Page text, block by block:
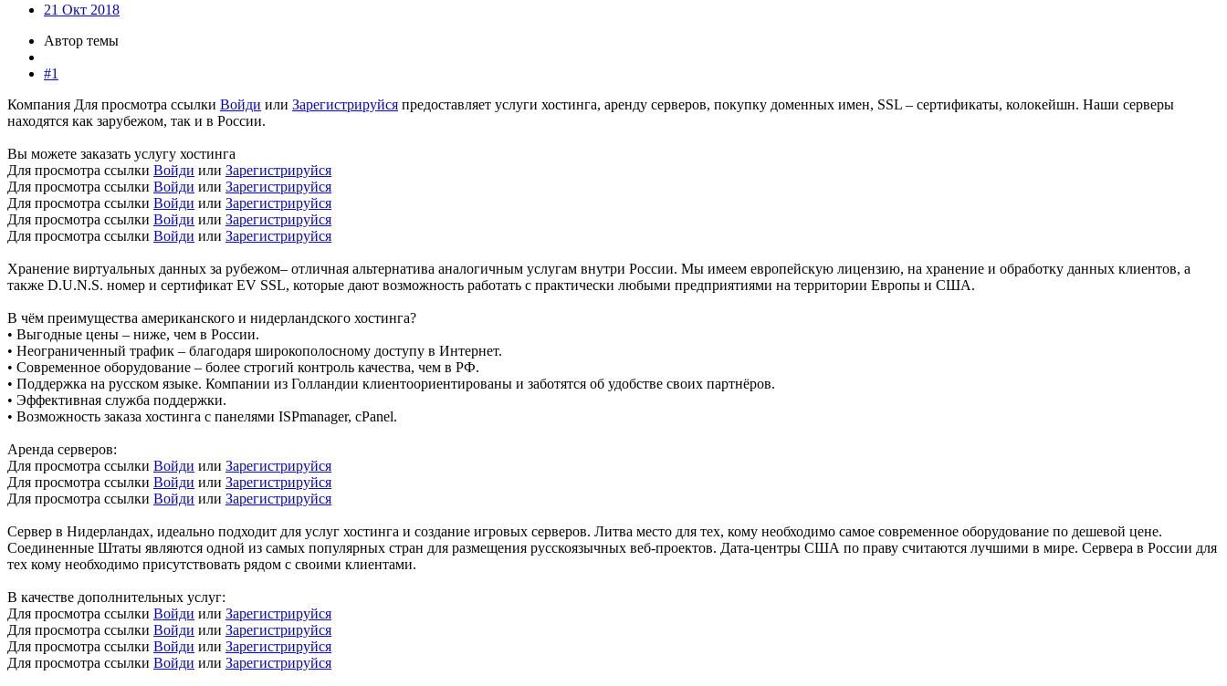
21 Окт 2018
Автор темы
#1
Компания Для просмотра ссылки Войди или Зарегистрируйся предоставляет услуги хостинга, аренду серверов, покупку доменных имен, SSL – сертификаты, колокейшн. Наши серверы
находятся как зарубежом, так и в России.
Вы можете заказать услугу хостинга
Для просмотра ссылки Войди или Зарегистрируйся
Для просмотра ссылки Войди или Зарегистрируйся
Для просмотра ссылки Войди или Зарегистрируйся
Для просмотра ссылки Войди или Зарегистрируйся
Для просмотра ссылки Войди или Зарегистрируйся
Хранение виртуальных данных за рубежом– отличная альтернатива аналогичным услугам внутри России. Мы имеем европейскую лицензию, на хранение и обработку данных клиентов, а
также D.U.N.S. номер и сертификат EV SSL, которые дают возможность работать с практически любыми предприятиями на территории Европы и США.
В чём преимущества американского и нидерландского хостинга?
• Выгодные цены – ниже, чем в России.
• Неограниченный трафик – благодаря широкополосному доступу в Интернет.
• Современное оборудование – более строгий контроль качества, чем в РФ.
• Поддержка на русском языке. Компании из Голландии клиентоориентированы и заботятся об удобстве своих партнёров.
• Эффективная служба поддержки.
• Возможность заказа хостинга c панелями ISPmanager, cPanel.
Аренда серверов:
Для просмотра ссылки Войди или Зарегистрируйся
Для просмотра ссылки Войди или Зарегистрируйся
Для просмотра ссылки Войди или Зарегистрируйся
Сервер в Нидерландах, идеально подходит для услуг хостинга и создание игровых серверов. Литва место для тех, кому необходимо самое современное оборудование по дешевой цене.
Соединенные Штаты являются одной из самых популярных стран для размещения русскоязычных веб-проектов. Дата-центры США по праву считаются лучшими в мире. Сервера в России для
тех кому необходимо присутствовать рядом с своими клиентами.
В качестве дополнительных услуг:
Для просмотра ссылки Войди или Зарегистрируйся
Для просмотра ссылки Войди или Зарегистрируйся
Для просмотра ссылки Войди или Зарегистрируйся
Для просмотра ссылки Войди или Зарегистрируйся